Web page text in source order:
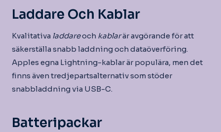
Laddare Och Kablar
Kvalitativa laddareoch kablarär avgörande för att
säkerställa snabb laddning och dataöverföring.
Apples egna Lightning-kablar är populära, men det
finns även tredjepartsalternativ som stöder
snabbladdning via USB-C.
Batteripackar